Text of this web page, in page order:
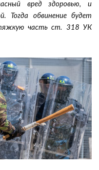
вред здоровью, и
Тогда обвинение будет
часть ст. 318 УК